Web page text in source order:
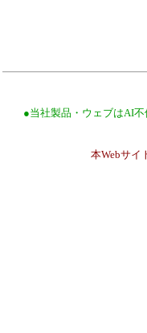
●当社製品・ウェブはAI
本Webサイ